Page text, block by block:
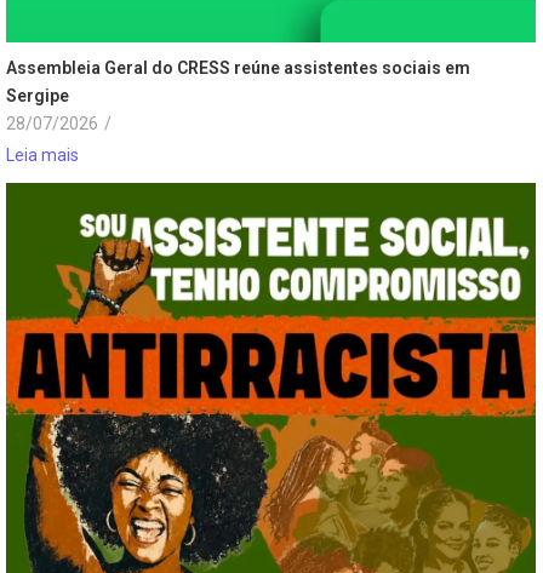
Assembleia Geral do CRESS reúne assistentes sociais em
Sergipe
28/07/2026 /
Leia mais